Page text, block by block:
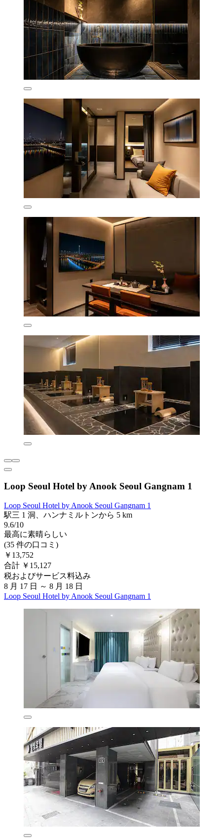
Loop Seoul Hotel by Anook Seoul Gangnam 1
Loop Seoul Hotel by Anook Seoul Gangnam 1
駅三 1 洞、ハンナミルトンから 5 km
9.6/10
最高に素晴らしい
(35 件の口コミ)
￥13,752
合計 ￥15,127
税およびサービス料込み
8 月 17 日 ～ 8 月 18 日
Loop Seoul Hotel by Anook Seoul Gangnam 1